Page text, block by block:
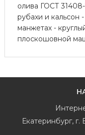
олива ГОСТ
рубахи и кальсон
манжетах -
плоскошовной
Екатеринбург, г.